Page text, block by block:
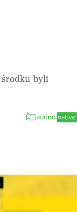
środku byli